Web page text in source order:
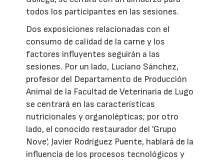
todos los participantes en las sesiones.
Dos exposiciones relacionadas con el
consumo de calidad de la carne y los
factores influyentes seguirán a las
sesiones. Por un lado, Luciano Sánchez,
profesor del Departamento de Producción
Animal de la Facultad de Veterinaria de Lugo
se centrará en las características
nutricionales y organolépticas; por otro
lado, el conocido restaurador del 'Grupo
Nove', Javier Rodríguez Puente, hablará de la
influencia de los procesos tecnológicos y